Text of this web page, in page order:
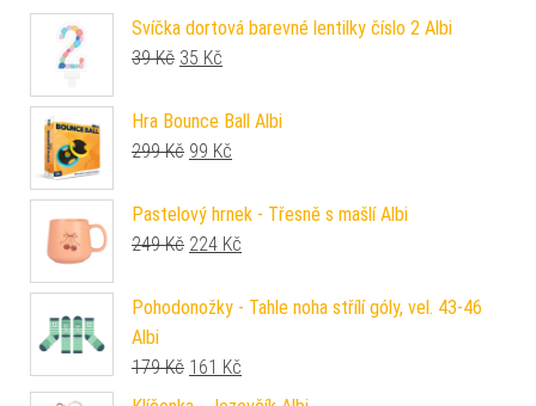
Svíčka dortová barevné lentilky číslo 2 Albi
39Kč Původní cena byla: 39 Kč.
35 Kč
Hra Bounce Ball Albi
299Kč Původní cena byla: 299 Kč.
99 Kč
Pastelový hrnek - Třesně s mašlí Albi
249Kč Původní cena byla: 249 Kč.
224 Kč
Pohodonožky - Tahle noha střílí góly, vel. 43-46
Albi
179Kč Původní cena byla: 179 Kč.
161 Kč